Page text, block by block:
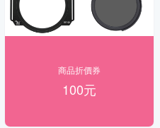
商品折價券
100元